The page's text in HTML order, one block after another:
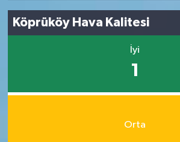
Köprüköy Hava Kalitesi
İyi
1
Orta